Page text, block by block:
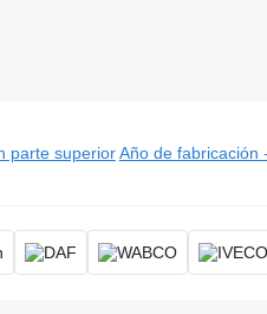
de control electrónico
parte superior Año de fabricación